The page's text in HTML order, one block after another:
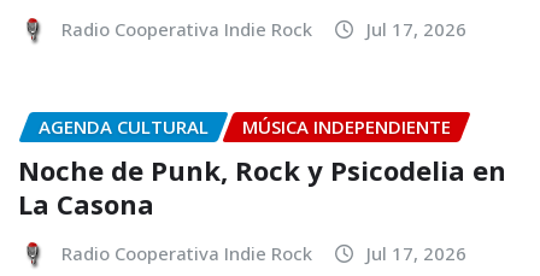
Radio Cooperativa Indie Rock Jul 17, 2026
AGENDA CULTURAL MÚSICA INDEPENDIENTE
Noche de Punk, Rock y Psicodelia en
La Casona
Radio Cooperativa Indie Rock Jul 17, 2026